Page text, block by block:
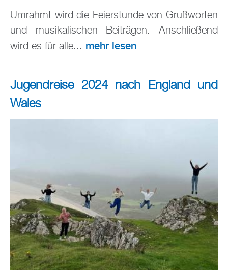
Umrahmt wird die Feierstunde von Grußworten
und musikalischen Beiträgen. Anschließend
wird es für alle... mehr lesen
Jugendreise 2024 nach England und
Wales